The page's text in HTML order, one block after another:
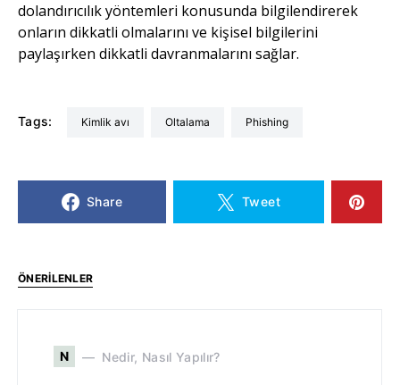
dolandırıcılık yöntemleri konusunda bilgilendirerek
onların dikkatli olmalarını ve kişisel bilgilerini
paylaşırken dikkatli davranmalarını sağlar.
Tags: kimlik avı oltalama Phishing
Share Tweet
ÖNERILENLER
N Nedir, Nasıl Yapılır?